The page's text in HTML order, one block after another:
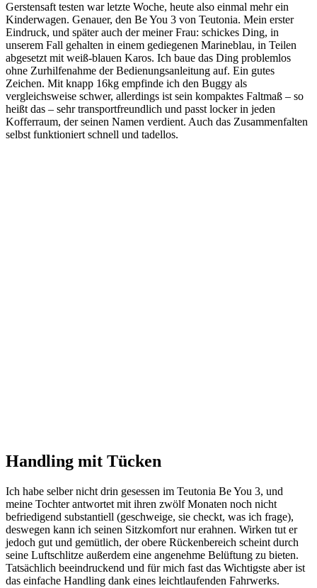
Gerstensaft testen war letzte Woche, heute also einmal mehr ein
Kinderwagen. Genauer, den Be You 3 von Teutonia. Mein erster
Eindruck, und später auch der meiner Frau: schickes Ding, in
unserem Fall gehalten in einem gediegenen Marineblau, in Teilen
abgesetzt mit weiß-blauen Karos. Ich baue das Ding problemlos
ohne Zurhilfenahme der Bedienungsanleitung auf. Ein gutes
Zeichen. Mit knapp 16kg empfinde ich den Buggy als
vergleichsweise schwer, allerdings ist sein kompaktes Faltmaß – so
heißt das – sehr transportfreundlich und passt locker in jeden
Kofferraum, der seinen Namen verdient. Auch das Zusammenfalten
selbst funktioniert schnell und tadellos.
Handling mit Tücken
Ich habe selber nicht drin gesessen im Teutonia Be You 3, und
meine Tochter antwortet mit ihren zwölf Monaten noch nicht
befriedigend substantiell (geschweige, sie checkt, was ich frage),
deswegen kann ich seinen Sitzkomfort nur erahnen. Wirken tut er
jedoch gut und gemütlich, der obere Rückenbereich scheint durch
seine Luftschlitze außerdem eine angenehme Belüftung zu bieten.
Tatsächlich beeindruckend und für mich fast das Wichtigste aber ist
das einfache Handling dank eines leichtlaufenden Fahrwerks.